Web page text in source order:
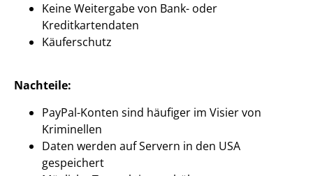
Keine Weitergabe von Bank- oder
Kreditkartendaten
Käuferschutz
Nachteile:
PayPal-Konten sind häufiger im Visier von
Kriminellen
Daten werden auf Servern in den USA
gespeichert